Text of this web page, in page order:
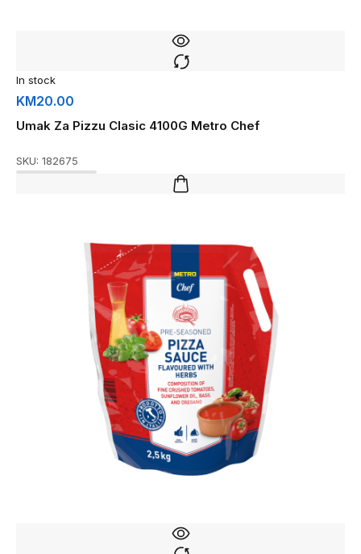
In stock
KM20.00
Umak Za Pizzu Clasic 4100G Metro Chef
SKU: 182675